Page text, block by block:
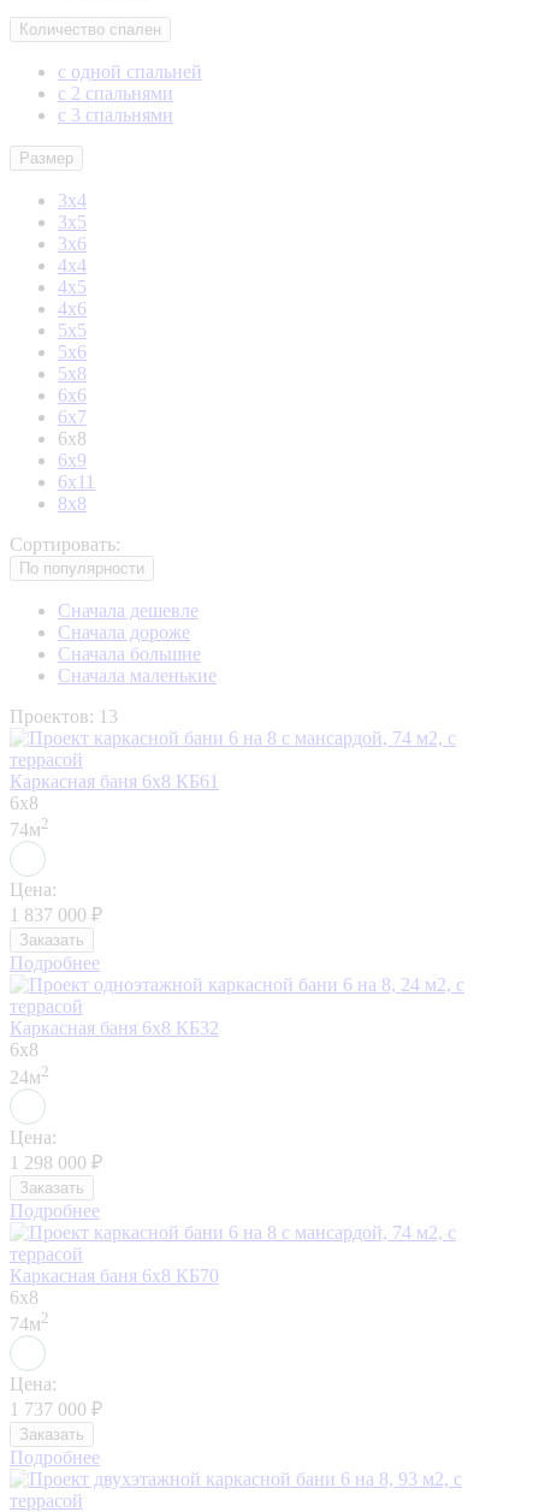
Количество спален
с одной спальней
с 2 спальнями
с 3 спальнями
Размер
3х4
3х5
3х6
4х4
4х5
4х6
5х5
5х6
5х8
6х6
6х7
6х8
6х9
6х11
8х8
Сортировать:
По популярности
Сначала дешевле
Сначала дороже
Сначала большие
Сначала маленькие
Проектов: 13
Каркасная баня 6х8 КБ61
6x8
74м2
Цена:
1 837 000 ₽
Заказать
Подробнее
Каркасная баня 6х8 КБ32
6x8
24м2
Цена:
1 298 000 ₽
Заказать
Подробнее
Каркасная баня 6х8 КБ70
6x8
74м2
Цена:
1 737 000 ₽
Заказать
Подробнее